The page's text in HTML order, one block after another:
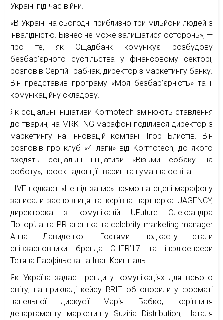
Україні під час війни.
«В Україні на сьогодні приблизно три мільйони людей з
інвалідністю. Бізнес не може залишатися осторонь», —
про те, як Ощадбанк комунікує розбудову
безбар’єрного суспільства у фінансовому секторі,
розповів Сергій Грабчак, директор з маркетингу банку.
Він представив програму «Моя безбар’єрність» та її
комунікаційну складову.
Як соціальні ініціативи Kormotech змінюють ставлення
до тварин, на MRKTNG марафоні поділився директор з
маркетингу на інновацій компанії Ігор Блистів. Він
розповів про клуб «4 лапи» від Kormotech, до якого
входять соціальні ініціативи «Візьми собаку на
роботу», проєкт адопції тварин та гуманна освіта.
LIVE подкаст «Не під запис» прямо на сцені марафону
записали засновниця та керівна партнерка UAGENCY,
директорка з комунікацій UFuture Олександра
Погоріла та PR агентка та celebrity marketing manager
Анна Давиденко. Гостями подкасту стали
співзасновники бренда CHER’17 та інфлюенсери
Тетяна Парфільєва та Іван Кришталь.
Як Україна задає тренди у комунікаціях для всього
світу, на прикладі кейсу BRIT обговорили у форматі
панельної дискусії Марія Бабко, керівниця
департаменту маркетингу Suziria Distribution, Наталя